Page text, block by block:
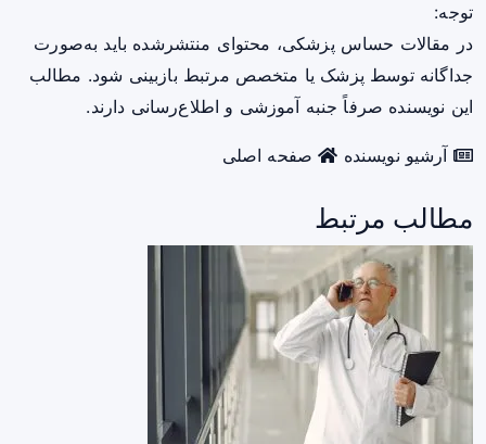
توجه:
در مقالات حساس پزشکی، محتوای منتشرشده باید به‌صورت
جداگانه توسط پزشک یا متخصص مرتبط بازبینی شود. مطالب
این نویسنده صرفاً جنبه آموزشی و اطلاع‌رسانی دارند.
آرشیو نویسنده صفحه اصلی
مطالب مرتبط